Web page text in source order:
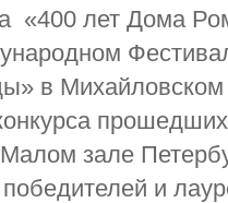
«400 лет Дома
в Михайловском
зале
и